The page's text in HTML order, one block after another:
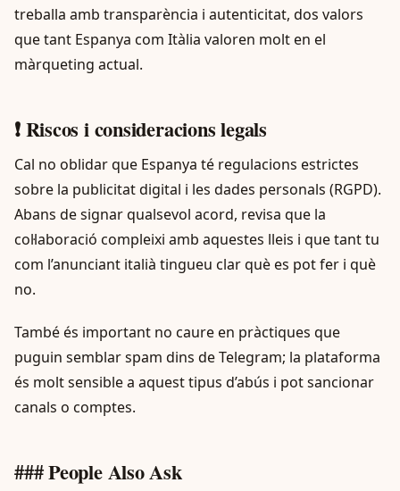
treballa amb transparència i autenticitat, dos valors
que tant Espanya com Itàlia valoren molt en el
màrqueting actual.
❗ Riscos i consideracions legals
Cal no oblidar que Espanya té regulacions estrictes
sobre la publicitat digital i les dades personals (RGPD).
Abans de signar qualsevol acord, revisa que la
col·laboració compleixi amb aquestes lleis i que tant tu
com l’anunciant italià tingueu clar què es pot fer i què
no.
També és important no caure en pràctiques que
puguin semblar spam dins de Telegram; la plataforma
és molt sensible a aquest tipus d’abús i pot sancionar
canals o comptes.
### People Also Ask